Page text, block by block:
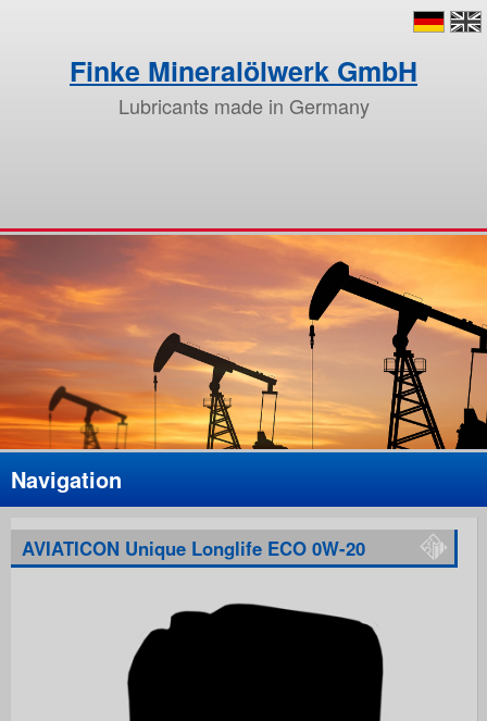
Finke Mineralölwerk GmbH
Lubricants made in Germany
Navigation
AVIATICON Unique Longlife ECO 0W-20